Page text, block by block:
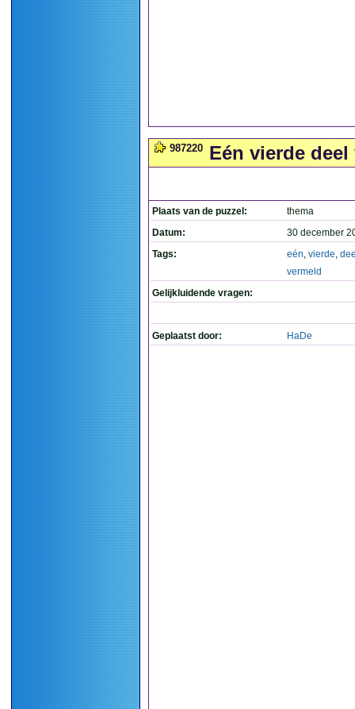
987220 Eén vierde
Plaats van de puzzel:
thema
Datum:
30 december
Tags:
eén, vierde,
vermeld
Gelijkluidende vragen:
Geplaatst door: HaDe